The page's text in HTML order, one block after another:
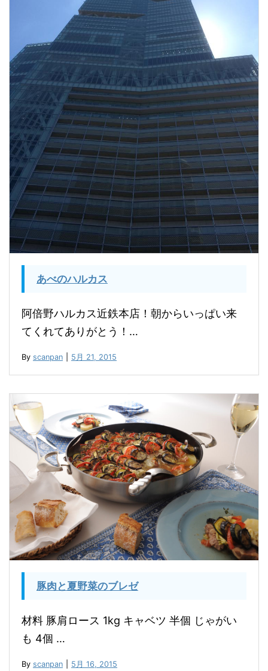
あべのハルカス
阿倍野ハルカス近鉄本店！朝からいっぱい来
てくれてありがとう！…
By scanpan 5月 21, 2015
豚肉と夏野菜のブレゼ
材料 豚肩ロース 1kg キャベツ 半個 じゃがい
も 4個 …
By scanpan 5月 16, 2015